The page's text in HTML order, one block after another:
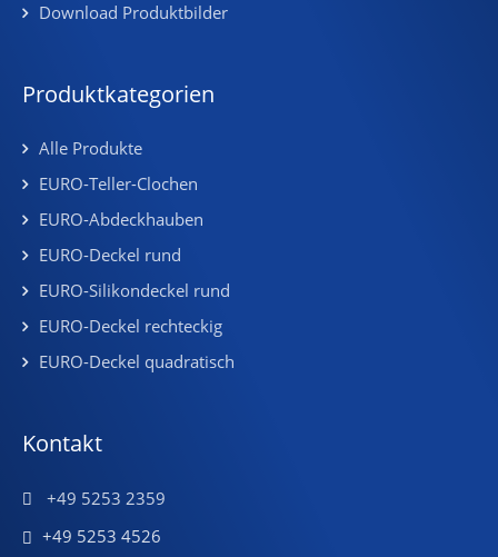
Download Produktbilder
Produktkategorien
Alle Produkte
EURO-Teller-Clochen
EURO-Abdeckhauben
EURO-Deckel rund
EURO-Silikondeckel rund
EURO-Deckel rechteckig
EURO-Deckel quadratisch
Kontakt
+49 5253 2359
+49 5253 4526